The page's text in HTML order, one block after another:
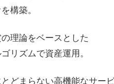
構築。
理論をベースとした
リズムで資産運用。
どまらない高機能なサービ